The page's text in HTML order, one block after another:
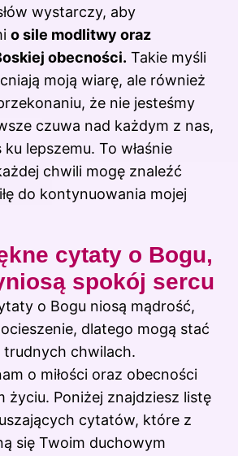
wystarczy, aby
o sile modlitwy oraz
obecności. Takie myśli
moją wiarę, ale również
że nie jesteśmy
czuwa nad każdym z nas,
lepszemu. To właśnie
chwili mogę znaleźć
do kontynuowania mojej
cytaty o Bogu,
spokój sercu
o Bogu niosą mądrość,
dlatego mogą stać
trudnych chwilach.
o miłości oraz obecności
życiu. Poniżej znajdziesz listę
cytatów, które z
się Twoim duchowym